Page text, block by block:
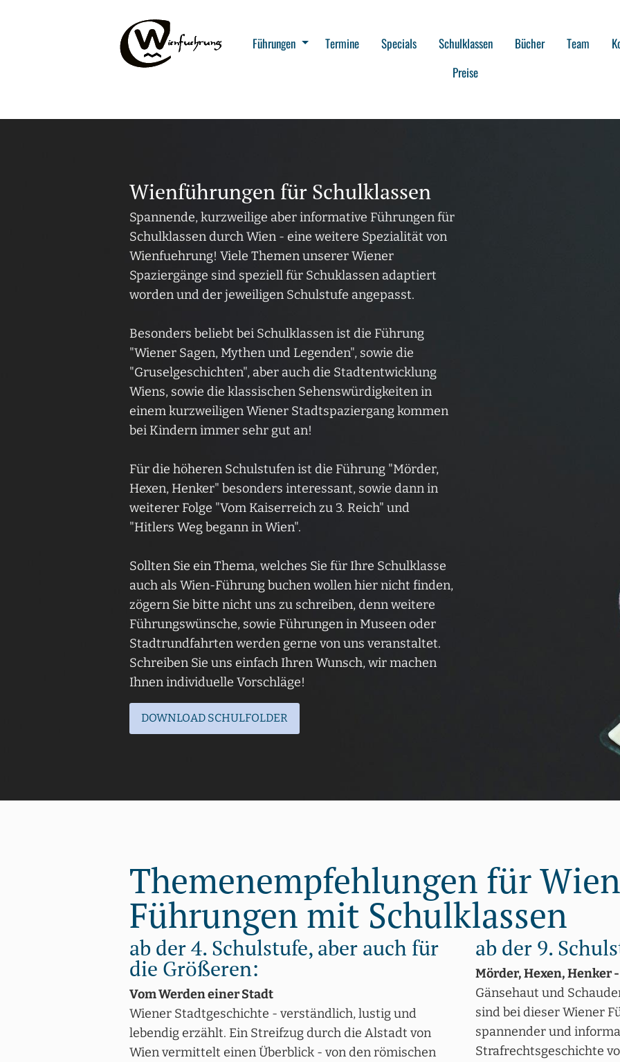
Führungen Termine Specials Schulklassen Bücher Team
Preise
Wienführungen für Schulklassen
Spannende, kurzweilige aber informative Führungen für
Schulklassen durch Wien - eine weitere Spezialität von
Wienfuehrung! Viele Themen unserer Wiener
Spaziergänge sind speziell für Schuklassen adaptiert
worden und der jeweiligen Schulstufe angepasst.
Besonders beliebt bei Schulklassen ist die Führung
"Wiener Sagen, Mythen und Legenden", sowie die
"Gruselgeschichten", aber auch die Stadtentwicklung
Wiens, sowie die klassischen Sehenswürdigkeiten in
einem kurzweiligen Wiener Stadtspaziergang kommen
bei Kindern immer sehr gut an!
Für die höheren Schulstufen ist die Führung "Mörder,
Hexen, Henker" besonders interessant, sowie dann in
weiterer Folge "Vom Kaiserreich zu 3. Reich" und
"Hitlers Weg begann in Wien".
Sollten Sie ein Thema, welches Sie für Ihre Schulklasse
auch als Wien-Führung buchen wollen hier nicht finden,
zögern Sie bitte nicht uns zu schreiben, denn weitere
Führungswünsche, sowie Führungen in Museen oder
Stadtrundfahrten werden gerne von uns veranstaltet.
Schreiben Sie uns einfach Ihren Wunsch, wir machen
Ihnen individuelle Vorschläge!
DOWNLOAD SCHULFOLDER
Themenempfehlungen für
Führungen mit Schulklassen
ab der 4. Schulstufe, aber auch für
die Größeren:
Vom Werden einer Stadt
Wiener Stadtgeschichte - verständlich, lustig und
lebendig erzählt. Ein Streifzug durch die Alstadt von
Wien vermittelt einen Überblick - von den römischen
ab der 9.
Mörder, Hexen, Henker
Gänsehaut und
sind bei dieser Wiener
spannender und
Strafrechtsgeschichte